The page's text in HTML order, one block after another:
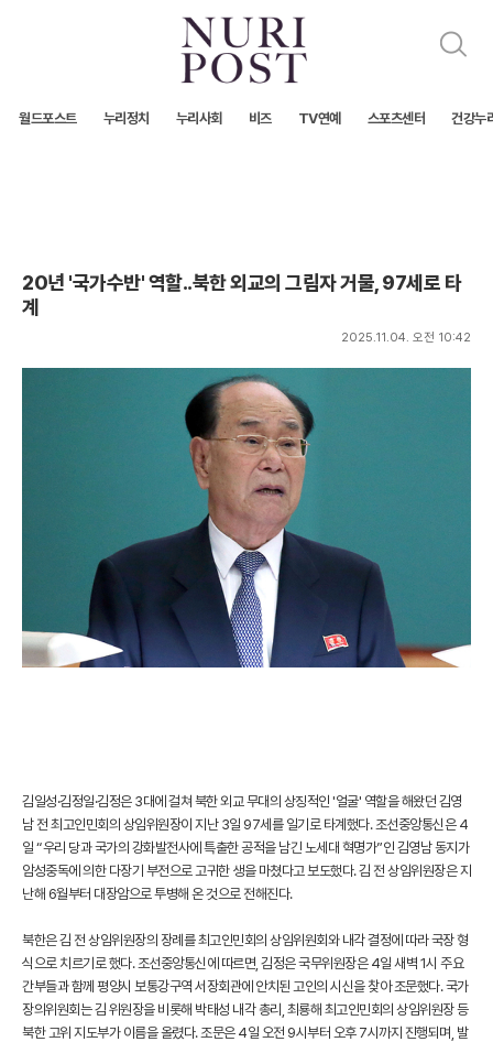
검
월드포스트 누리정치 누리사회 비즈 TV연예 스포츠센터 건강누
20년 '국가수반' 역할..북한 외교의 그림자 거물, 97세로 타
계
2025.11.04. 오전 10:42
김일성·김정일·김정은 3대에 걸쳐 북한 외교 무대의 상징적인 '얼굴' 역할을 해왔던 김영
남 전 최고인민회의 상임위원장이 지난 3일 97세를 일기로 타계했다. 조선중앙통신은 4
일 “우리 당과 국가의 강화발전사에 특출한 공적을 남긴 노세대 혁명가”인 김영남 동지가
암성중독에 의한 다장기 부전으로 고귀한 생을 마쳤다고 보도했다. 김 전 상임위원장은 지
난해 6월부터 대장암으로 투병해 온 것으로 전해진다.
북한은 김 전 상임위원장의 장례를 최고인민회의 상임위원회와 내각 결정에 따라 국장 형
식으로 치르기로 했다. 조선중앙통신에 따르면, 김정은 국무위원장은 4일 새벽 1시 주요
간부들과 함께 평양시 보통강구역 서장회관에 안치된 고인의 시신을 찾아 조문했다. 국가
장의위원회는 김 위원장을 비롯해 박태성 내각 총리, 최룡해 최고인민회의 상임위원장 등
북한 고위 지도부가 이름을 올렸다. 조문은 4일 오전 9시부터 오후 7시까지 진행되며, 발